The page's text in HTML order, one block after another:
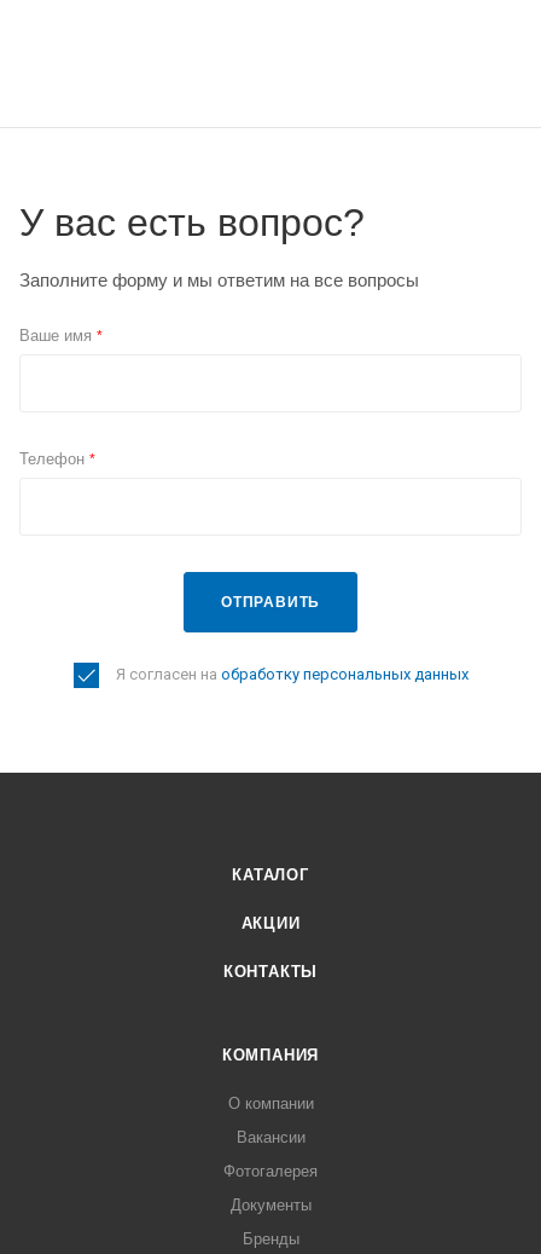
У вас есть вопрос?
Заполните форму и мы ответим на все вопросы
Ваше имя *
Телефон *
ОТПРАВИТЬ
Я согласен на обработку персональных данных
КАТАЛОГ
АКЦИИ
КОНТАКТЫ
КОМПАНИЯ
О компании
Вакансии
Фотогалерея
Документы
Бренды